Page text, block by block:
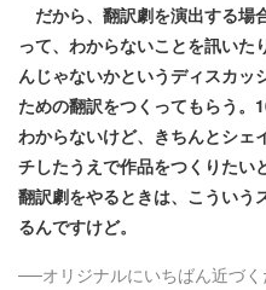
だから、翻訳劇を演出する場
って、わからないことを訊いた
んじゃないかというディスカッ
ための翻訳をつくってもらう。
わからないけど、きちんとシェ
チしたうえで作品をつくりたい
翻訳劇をやるときは、こういう
るんですけど。
──オリジナルにいちばん近づ